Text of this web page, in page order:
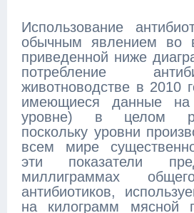
Использование
обычным явлением во
приведенной ниже
потребление
животноводстве в 2010
имеющиеся данные на
уровне) в целом
поскольку уровни
всем мире
эти показатели
миллиграммах
антибиотиков,
на килограмм мясной